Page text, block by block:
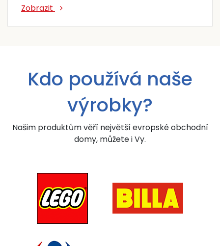
Zobrazit
Kdo používá naše
výrobky?
Našim produktům věří největší evropské obchodní
domy, můžete i Vy.